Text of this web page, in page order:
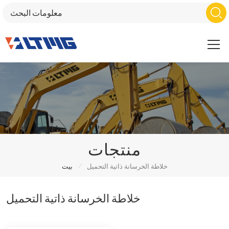
منتجات
بيت / خلاطة الخرسانة ذاتية التحميل
خلاطة الخرسانة ذاتية التحميل